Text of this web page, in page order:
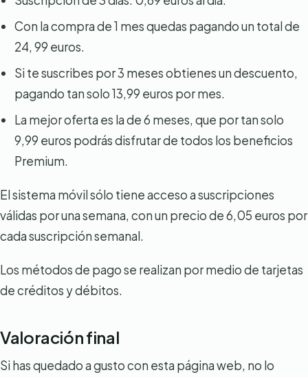
Con la compra de 1 mes quedas pagando un total de
24, 99 euros.
Si te suscribes por 3 meses obtienes un descuento,
pagando tan solo 13,99 euros por mes.
La mejor oferta es la de 6 meses, que por tan solo
9,99 euros podrás disfrutar de todos los beneficios
Premium.
El sistema móvil sólo tiene acceso a suscripciones
válidas por una semana, con un precio de 6,05 euros por
cada suscripción semanal.
Los métodos de pago se realizan por medio de tarjetas
de créditos y débitos.
Valoración final
Si has quedado a gusto con esta página web, no lo